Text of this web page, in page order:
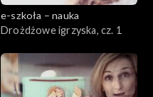
e-szkoła – nauka
Drożdżowe igrzyska, cz. 1